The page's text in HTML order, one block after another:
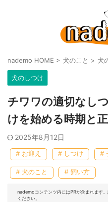
nademo HOME > 犬のこと > 犬
犬のしつけ
チワワの適切なし
けを始める時期と
2025年8月12日
# お迎え # しつけ #
# 犬のこと # 飼い方
nademoコンテンツ内にはPRが含まれます
ください。